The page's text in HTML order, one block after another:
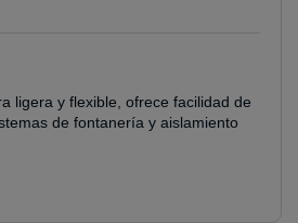
ligera y flexible, ofrece facilidad de
de fontanería y aislamiento